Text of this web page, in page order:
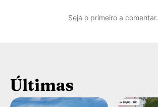
Seja o primeiro a comentar.
Últimas